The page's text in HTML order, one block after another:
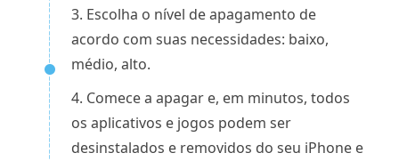
3. Escolha o nível de apagamento de
acordo com suas necessidades: baixo,
médio, alto.
4. Comece a apagar e, em minutos, todos
os aplicativos e jogos podem ser
desinstalados e removidos do seu iPhone e